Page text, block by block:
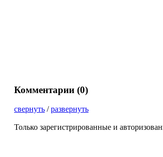
Комментарии (0)
свернуть /развернуть
Только зарегистрированные и